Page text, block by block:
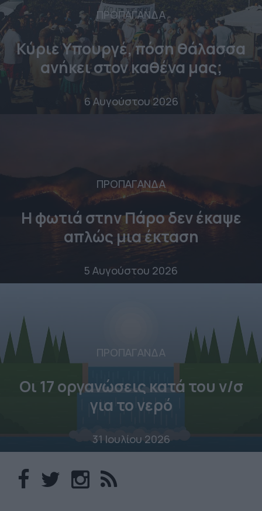
ΠΡΟΠΑΓΑΝΔΑ
Κύριε Υπουργέ, πόση θάλασσα
ανήκει στον καθένα μας;
6 Αυγούστου 2026
ΠΡΟΠΑΓΑΝΔΑ
Η φωτιά στην Πάρο δεν έκαψε
απλώς μια έκταση
5 Αυγούστου 2026
ΠΡΟΠΑΓΑΝΔΑ
Οι 17 οργανώσεις κατά του ν/σ
για το νερό
31 Ιουλίου 2026